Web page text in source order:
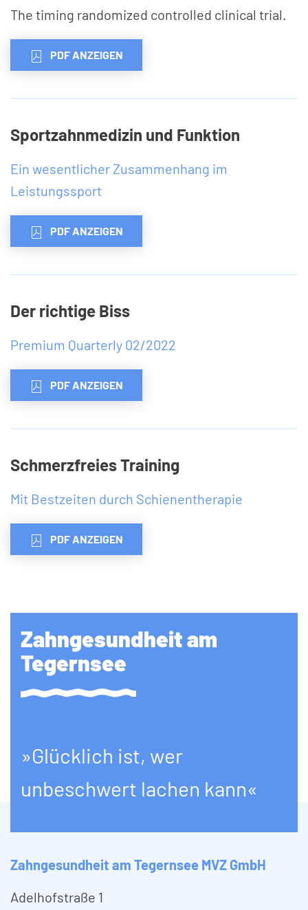
The timing randomized controlled clinical trial.
PDF ANZEIGEN
Sportzahnmedizin und Funktion
Ein wesentlicher Zusammenhang im
Leistungssport
PDF ANZEIGEN
Der richtige Biss
Premium Quarterly 02/2022
PDF ANZEIGEN
Schmerzfreies Training
Mit Bestzeiten durch Schienentherapie
PDF ANZEIGEN
Zahngesundheit am
Tegernsee
»Glücklich ist, wer
unbeschwert lachen kann«
Zahngesundheit am Tegernsee MVZ GmbH
Adelhofstraße 1